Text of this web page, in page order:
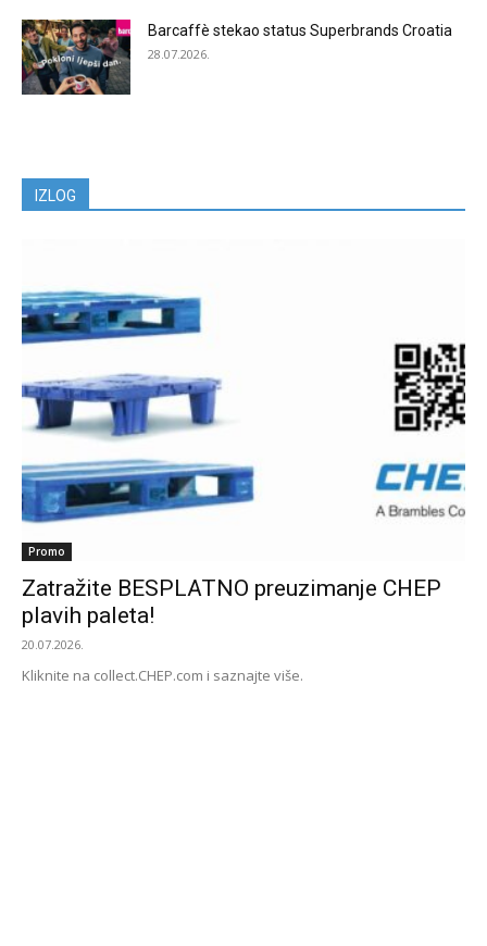
Barcaffè stekao status Superbrands Croatia
28.07.2026.
IZLOG
Promo
Zatražite BESPLATNO preuzimanje CHEP
plavih paleta!
20.07.2026.
Kliknite na collect.CHEP.com i saznajte više.